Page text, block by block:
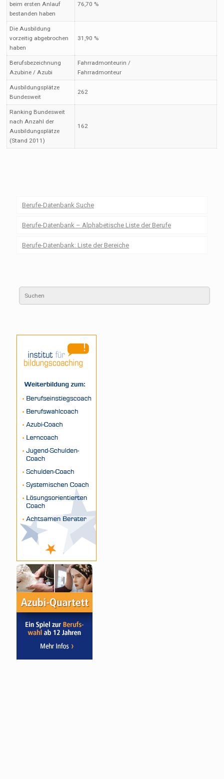
beim ersten Anlauf
bestanden haben
76,70 %
Die Ausbildung
vorzeitig abgebrochen
haben
31,90 %
Berufsbezeichnung
Azubine / Azubi
Fahrradmonteurin /
Fahrradmonteur
Ausbildungsplätze
Bundesweit
262
Ranking Bundesweit
nach Anzahl der
Ausbildungsplätze
(Stand 2011)
162
Berufe-Datenbank Suche
Berufe-Datenbank – Alphabetische Liste der Berufe
Berufe-Datenbank: Liste der Bereiche